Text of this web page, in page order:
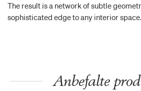
The result is a network of subtle
sophisticated edge to any interior space.
Anbefalte